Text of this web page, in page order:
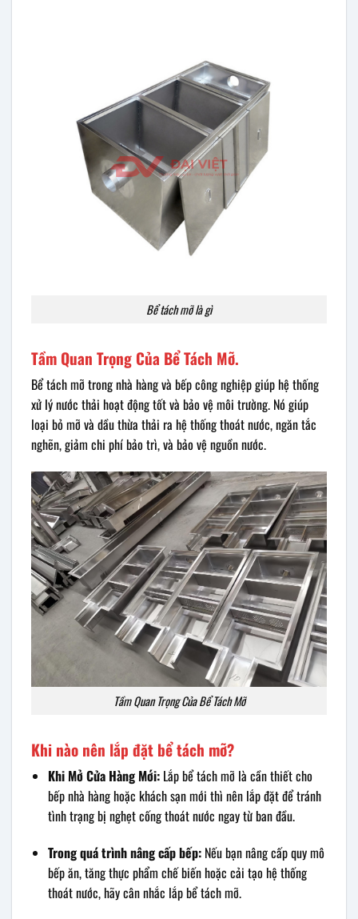
Bể tách mỡ là gì
Tầm Quan Trọng Của Bể Tách Mỡ.
Bể tách mỡ trong nhà hàng và bếp công nghiệp giúp hệ thống
xử lý nước thải hoạt động tốt và bảo vệ môi trường. Nó giúp
loại bỏ mỡ và dầu thừa thải ra hệ thống thoát nước, ngăn tắc
nghẽn, giảm chi phí bảo trì, và bảo vệ nguồn nước.
Tầm Quan Trọng Của Bể Tách Mỡ
Khi nào nên lắp đặt bể tách mỡ?
Khi Mở Cửa Hàng Mới:Lắp bể tách mỡ là cần thiết cho
bếp nhà hàng hoặc khách sạn mới thì nên lắp đặt để tránh
tình trạng bị nghẹt cống thoát nước ngay từ ban đầu.
Trong quá trình nâng cấp bếp:Nếu bạn nâng cấp quy mô
bếp ăn, tăng thực phẩm chế biến hoặc cải tạo hệ thống
thoát nước, hãy cân nhắc lắp bể tách mỡ.